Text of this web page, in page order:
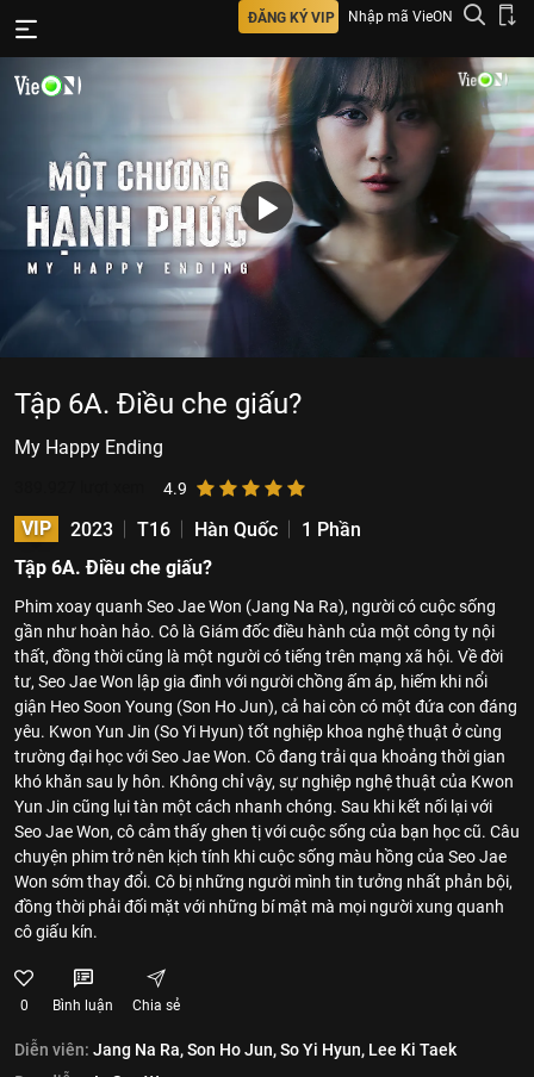
ĐĂNG KÝ VIP Nhập mã VieON
Tập 6A. Điều che giấu?
My Happy Ending
4.9
VIP 2023 T16 Hàn Quốc
1 Phần
Tập 6A. Điều che giấu?
Phim xoay quanh Seo Jae Won (Jang Na Ra), người có cuộc sống
gần như hoàn hảo. Cô là Giám đốc điều hành của một công ty nội
thất, đồng thời cũng là một người có tiếng trên mạng xã hội. Về đời
tư, Seo Jae Won lập gia đình với người chồng ấm áp, hiếm khi nổi
giận Heo Soon Young (Son Ho Jun), cả hai còn có một đứa con đáng
yêu. Kwon Yun Jin (So Yi Hyun) tốt nghiệp khoa nghệ thuật ở cùng
trường đại học với Seo Jae Won. Cô đang trải qua khoảng thời gian
khó khăn sau ly hôn. Không chỉ vậy, sự nghiệp nghệ thuật của Kwon
Yun Jin cũng lụi tàn một cách nhanh chóng. Sau khi kết nối lại với
Seo Jae Won, cô cảm thấy ghen tị với cuộc sống của bạn học cũ. Câu
chuyện phim trở nên kịch tính khi cuộc sống màu hồng của Seo Jae
Won sớm thay đổi. Cô bị những người mình tin tưởng nhất phản bội,
đồng thời phải đối mặt với những bí mật mà mọi người xung quanh
cô giấu kín.
0 Bình luận Chia sẻ
Diễn viên: Jang Na Ra,Son Ho Jun,So Yi Hyun, Lee Ki Taek